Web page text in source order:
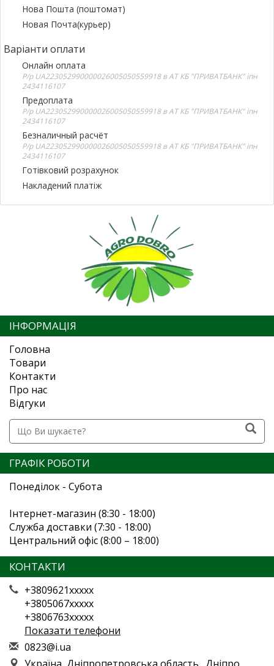
Нова Пошта (поштомат)
Новая Почта(курьер)
Варіанти оплати
Онлайн оплата
Р/р UA223052990000026005050559918 в АТ КБ "ПРИВАТБАНК" іпн
2434116107
Предоплата
Р/р UA223052990000026005050559918 в АТ КБ "ПРИВАТБАНК" іпн
2434116107
Безналичный расчёт
Р/р UA223052990000026005050559918 в АТ КБ "ПРИВАТБАНК" іпн
2434116107
Готівковий розрахунок
Накладений платіж
ІНФОРМАЦІЯ
Головна
Товари
Контакти
Про нас
Відгуки
ГРАФІК РОБОТИ
Понеділок - Субота
Інтернет-магазин (8:30 - 18:00)
Служба доставки (7:30 - 18:00)
Центральний офіс (8:00 – 18:00)
КОНТАКТИ
+3809621xxxxx
+3805067xxxxx
+3806763xxxxx
Показати телефони
0823@i.ua
Україна, Дніпропетровська область., Дніпро,